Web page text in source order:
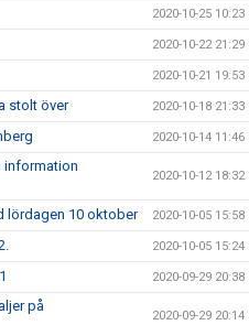
2020-10-25 10:23
2020-10-22 21:29
2020-10-21 19:53
stolt över 2020-10-18 21:33
2020-10-14 11:46
information
2020-10-12 18:32
lördagen 10 oktober 2020-10-05 15:58
2020-10-05 15:24
2020-09-29 20:38
på
2020-09-29 20:14